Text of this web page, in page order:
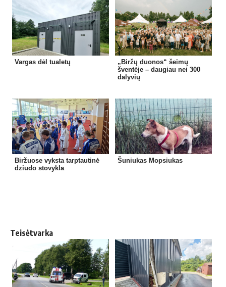
Vargas dėl tualetų
„Biržų duonos“ šeimų
šventėje – daugiau nei 300
dalyvių
Biržuose vyksta tarptautinė
dziudo stovykla
Šuniukas Mopsiukas
Teisėtvarka